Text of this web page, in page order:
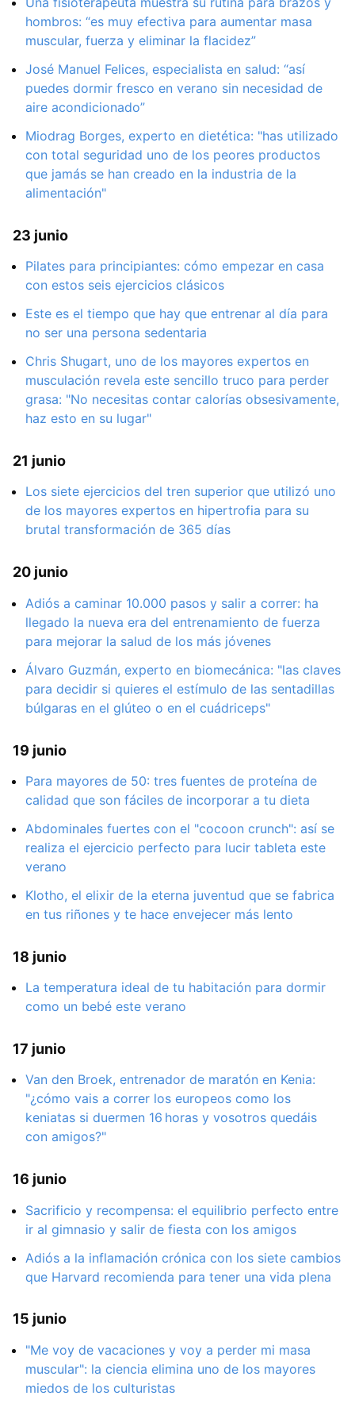
hombros: “es muy efectiva para aumentar masa
muscular, fuerza y eliminar la flacidez”
José Manuel Felices, especialista en salud: “así
puedes dormir fresco en verano sin necesidad de
aire acondicionado”
Miodrag Borges, experto en dietética: "has utilizado
con total seguridad uno de los peores productos
que jamás se han creado en la industria de la
alimentación"
23 junio
Pilates para principiantes: cómo empezar en casa
con estos seis ejercicios clásicos
Este es el tiempo que hay que entrenar al día para
no ser una persona sedentaria
Chris Shugart, uno de los mayores expertos en
musculación revela este sencillo truco para perder
grasa: "No necesitas contar calorías obsesivamente,
haz esto en su lugar"
21 junio
Los siete ejercicios del tren superior que utilizó uno
de los mayores expertos en hipertrofia para su
brutal transformación de 365 días
20 junio
Adiós a caminar 10.000 pasos y salir a correr: ha
llegado la nueva era del entrenamiento de fuerza
para mejorar la salud de los más jóvenes
Álvaro Guzmán, experto en biomecánica: "las claves
para decidir si quieres el estímulo de las sentadillas
búlgaras en el glúteo o en el cuádriceps"
19 junio
Para mayores de 50: tres fuentes de proteína de
calidad que son fáciles de incorporar a tu dieta
Abdominales fuertes con el "cocoon crunch": así se
realiza el ejercicio perfecto para lucir tableta este
verano
Klotho, el elixir de la eterna juventud que se fabrica
en tus riñones y te hace envejecer más lento
18 junio
La temperatura ideal de tu habitación para dormir
como un bebé este verano
17 junio
Van den Broek, entrenador de maratón en Kenia:
"¿cómo vais a correr los europeos como los
keniatas si duermen 16 horas y vosotros quedáis
con amigos?"
16 junio
Sacrificio y recompensa: el equilibrio perfecto entre
ir al gimnasio y salir de fiesta con los amigos
Adiós a la inflamación crónica con los siete cambios
que Harvard recomienda para tener una vida plena
15 junio
"Me voy de vacaciones y voy a perder mi masa
muscular": la ciencia elimina uno de los mayores
miedos de los culturistas